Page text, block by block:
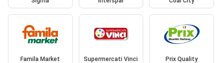
Famila Market Supermercati Vinci Prix Quality